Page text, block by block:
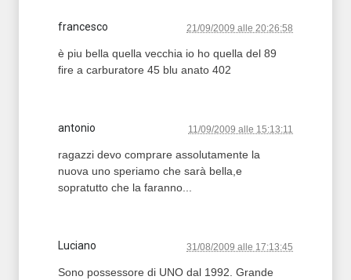
francesco 21/09/2009 alle 20:26:58
è piu bella quella vecchia io ho quella del 89
fire a carburatore 45 blu anato 402
antonio 11/09/2009 alle 15:13:11
ragazzi devo comprare assolutamente la
nuova uno speriamo che sarà bella,e
sopratutto che la faranno...
Luciano 31/08/2009 alle 17:13:45
Sono possessore di UNO dal 1992. Grande